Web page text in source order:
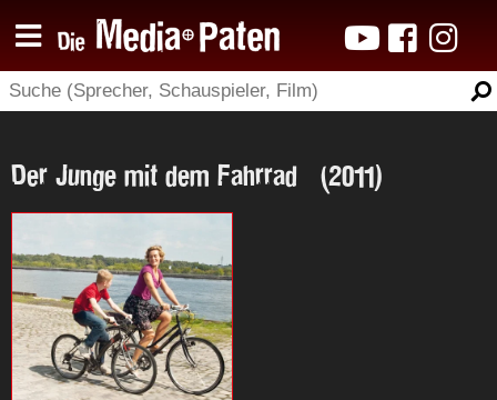
Der Junge mit dem Fahrrad (2011)